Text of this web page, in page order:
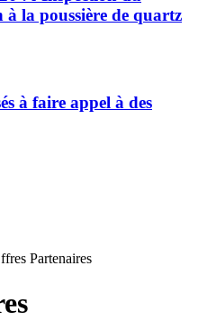
la poussière de quartz
à faire appel à des
Partenaires